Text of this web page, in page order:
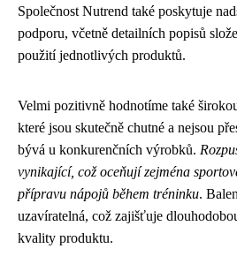
Společnost Nutrend také poskytuje
podporu, včetně detailních popisů
použití jednotlivých produktů.
Velmi pozitivně hodnotíme také
které jsou skutečně chutné a nejsou
bývá u konkurenčních výrobků.
vynikající, což oceňují zejména
přípravu nápojů během tréninku.
uzavíratelná, což zajišťuje
kvality produktu.